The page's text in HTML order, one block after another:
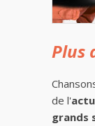
Plus
de l'
grands